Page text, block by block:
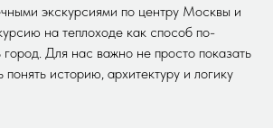
экскурсиями по центру Москвы и
на теплоходе как способ по-
Для нас важно не просто показать
историю, архитектуру и логику